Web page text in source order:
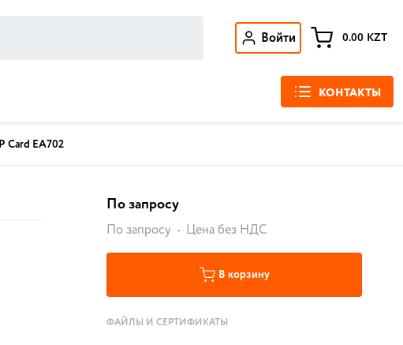
Войти 0.00 KZT
КОНТАКТЫ
Card EA702
По запросу
По запросу Цена без НДС
В корзину
ФАЙЛЫ И СЕРТИФИКАТЫ